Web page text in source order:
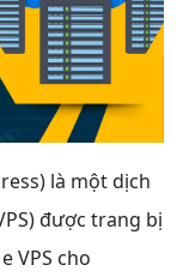
là một dịch
được trang bị
VPS cho